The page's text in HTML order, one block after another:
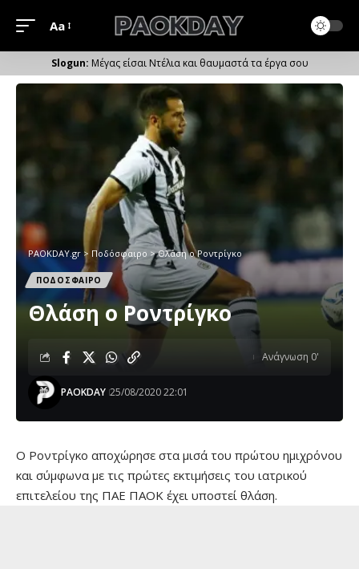
Μέγεθος
Γραμματοσειράς
Aa
Μέγας είσαι Ντέλια και θαυμαστά τα έργα σου
PAOKDAY.gr> Ποδόσφαιρο >Θλάση ο Ροντρίγκο
ΠΟΔΟΣΦΑΙΡΟ
Θλάση ο Ροντρίγκο
PAOKDAY 25/08/2020 22:01
Ανάγνωση 0'
Ο Ροντρίγκο αποχώρησε στα μισά του πρώτου ημιχρόνου
και σύμφωνα με τις πρώτες εκτιμήσεις του ιατρικού
επιτελείου της ΠΑΕ ΠΑΟΚ έχει υποστεί θλάση.